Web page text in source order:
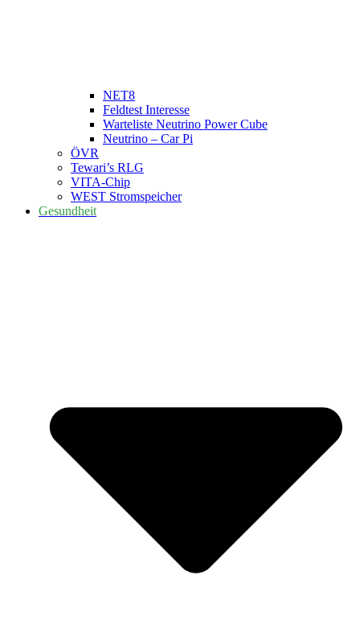
NET8
Feldtest Interesse
Warteliste Neutrino Power Cube
Neutrino – Car Pi
ÖVR
Tewari’s RLG
VITA-Chip
WEST Stromspeicher
Gesundheit